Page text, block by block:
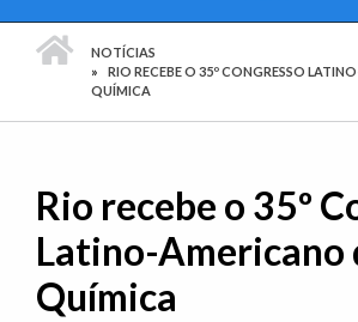
PÁGINA INICIAL
NOTÍCIAS
RIO RECEBE O 35º CONGRESSO
QUÍMICA
Rio recebe o 35º
Latino-Americano
Química